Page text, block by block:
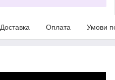
Доставка Оплата Умови